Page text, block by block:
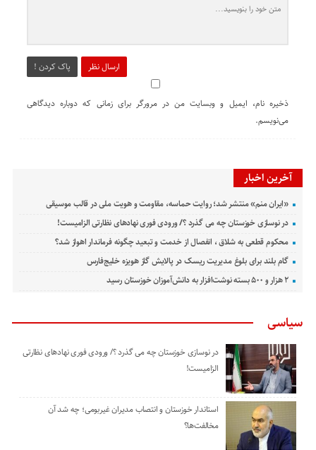
ارسال نظر پاک کردن !
ذخیره نام، ایمیل و وبسایت من در مرورگر برای زمانی که دوباره دیدگاهی
می‌نویسم.
آخرین اخبار
«ایران منم» منتشر شد؛ روایت حماسه، مقاومت و هویت ملی در قالب موسیقی
در نوسازی خوزستان چه می گذرد ؟/ ورودی فوری نهادهای نظارتی الزامیست!
محکوم قطعی به شلاق ، انفصال از خدمت و تبعید چگونه فرماندار اهواز شد؟
گام بلند برای بلوغ مدیریت ریسک در پالایش گاز هویزه خلیج‌فارس
۲ هزار و ۵۰۰ بسته نوشت‌افزار به دانش‌آموزان خوزستان رسید
سیاسی
در نوسازی خوزستان چه می گذرد ؟/ ورودی فوری نهادهای نظارتی
الزامیست!
استاندار خوزستان و انتصاب مدیران غیربومی؛ چه شد آن
مخالفت‌ها؟